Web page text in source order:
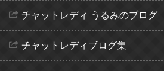
チャットレディ うるみのブログ
チャットレディブログ集